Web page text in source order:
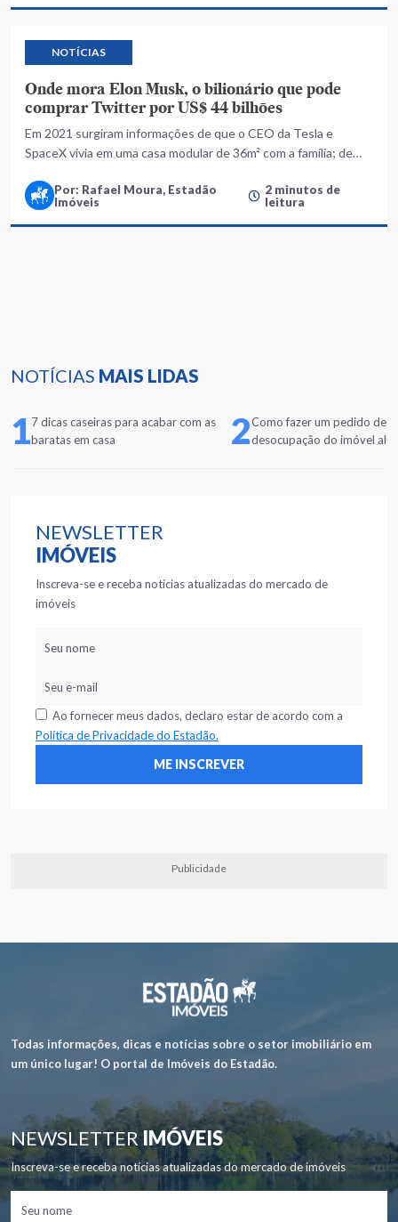
NOTÍCIAS MAIS LIDAS
17 dicas caseiras para acabar com as
baratas em casa
2Como fazer um pedido de
desocupação do imóvel
NEWSLETTER
IMÓVEIS
Inscreva-se e receba notícias atualizadas do mercado de
imóveis
Ao fornecer meus dados, declaro estar de acordo com a
Política de Privacidade do Estadão.
Publicidade
NOTÍCIAS
Onde mora Elon Musk, o bilionário que pode
comprar Twitter por US$ 44 bilhões
Em 2021 surgiram informações de que o CEO da Tesla e
SpaceX vivia em uma casa modular de 36m² com a família; de
de interessados
Por: Rafael Moura, Estadão
Imóveis
2 minutos de
leitura
Todas informações, dicas e notícias sobre o setor imobiliário em
um único lugar! O portal de Imóveis do Estadão.
NEWSLETTERIMÓVEIS
Inscreva-se e receba notícias atualizadas do mercado de imóveis